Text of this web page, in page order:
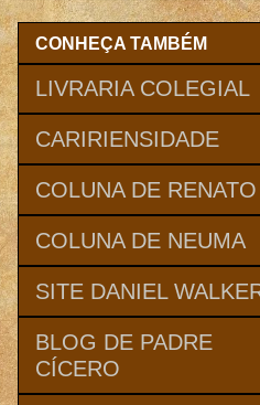
CONHEÇA TAMBÉM
LIVRARIA COLEGIAL
CARIRIENSIDADE
COLUNA DE RENATO
COLUNA DE NEUMA
SITE DANIEL
BLOG DE PADRE
CÍCERO